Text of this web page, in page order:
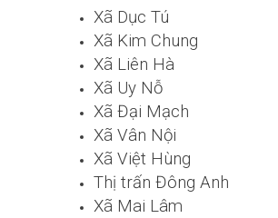
Xã Dục Tú
Xã Kim Chung
Xã Liên Hà
Xã Uy Nỗ
Xã Đại Mạch
Xã Vân Nội
Xã Việt Hùng
Thị trấn Đông Anh
Xã Mai Lâm